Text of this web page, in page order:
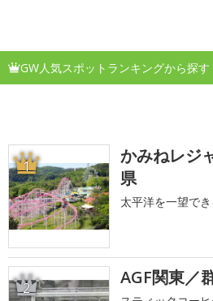
GW人気スポットランキングから探す
1
かみねレジ
県
太平洋を一望で
2 AGF関東／